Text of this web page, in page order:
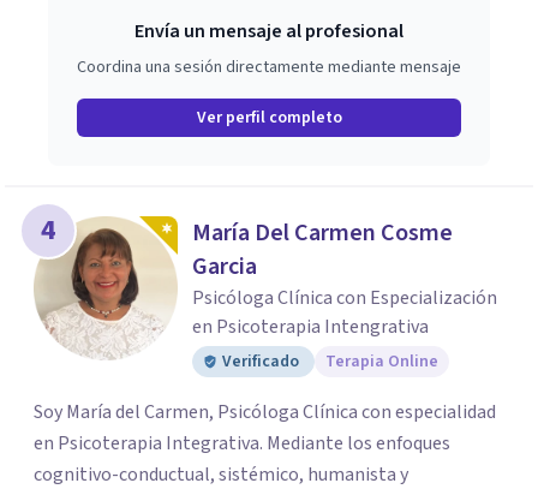
Envía un mensaje al profesional
Coordina una sesión directamente mediante mensaje
Ver perfil completo
4
María Del Carmen Cosme
Garcia
Psicóloga Clínica con Especialización
en Psicoterapia Intengrativa
Verificado Terapia Online
Soy María del Carmen, Psicóloga Clínica con especialidad
en Psicoterapia Integrativa. Mediante los enfoques
cognitivo-conductual, sistémico, humanista y